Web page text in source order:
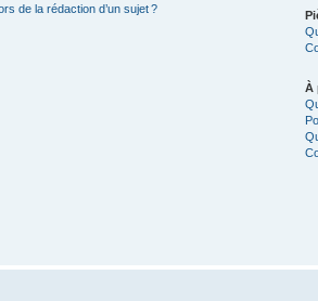
de la rédaction d’un sujet ?
À